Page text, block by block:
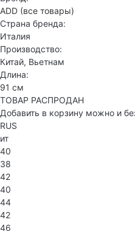
ADD (все товары)
Страна бренда:
Италия
Производство:
Китай, Вьетнам
Длина:
91 см
ТОВАР РАСПРОДАН
Добавить в корзину можно и
RUS
ит
40
38
42
40
44
42
46